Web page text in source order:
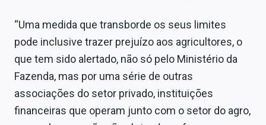
“Uma medida que transborde os seus limites
pode inclusive trazer prejuízo aos agricultores, o
que tem sido alertado, não só pelo Ministério da
Fazenda, mas por uma série de outras
associações do setor privado, instituições
financeiras que operam junto com o setor do agro,